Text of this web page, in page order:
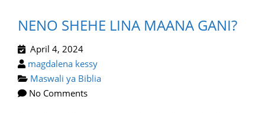
NENO SHEHE LINA MAANA GANI?
April 4, 2024
magdalena kessy
Maswali ya Biblia
No Comments